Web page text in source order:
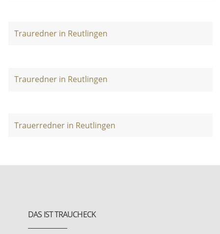
Trauredner in Reutlingen
Trauredner in Reutlingen
Trauerredner in Reutlingen
DAS IST TRAUCHECK